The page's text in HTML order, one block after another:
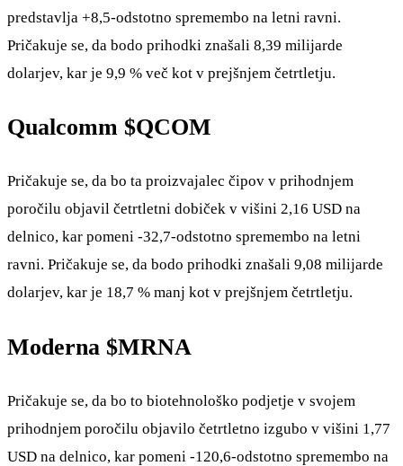
predstavlja +8,5-odstotno spremembo na letni ravni.
Pričakuje se, da bodo prihodki znašali 8,39 milijarde
dolarjev, kar je 9,9 % več kot v prejšnjem četrtletju.
Qualcomm $QCOM
Pričakuje se, da bo ta proizvajalec čipov v prihodnjem
poročilu objavil četrtletni dobiček v višini 2,16 USD na
delnico, kar pomeni -32,7-odstotno spremembo na letni
ravni. Pričakuje se, da bodo prihodki znašali 9,08 milijarde
dolarjev, kar je 18,7 % manj kot v prejšnjem četrtletju.
Moderna $MRNA
Pričakuje se, da bo to biotehnološko podjetje v svojem
prihodnjem poročilu objavilo četrtletno izgubo v višini 1,77
USD na delnico, kar pomeni -120,6-odstotno spremembo na